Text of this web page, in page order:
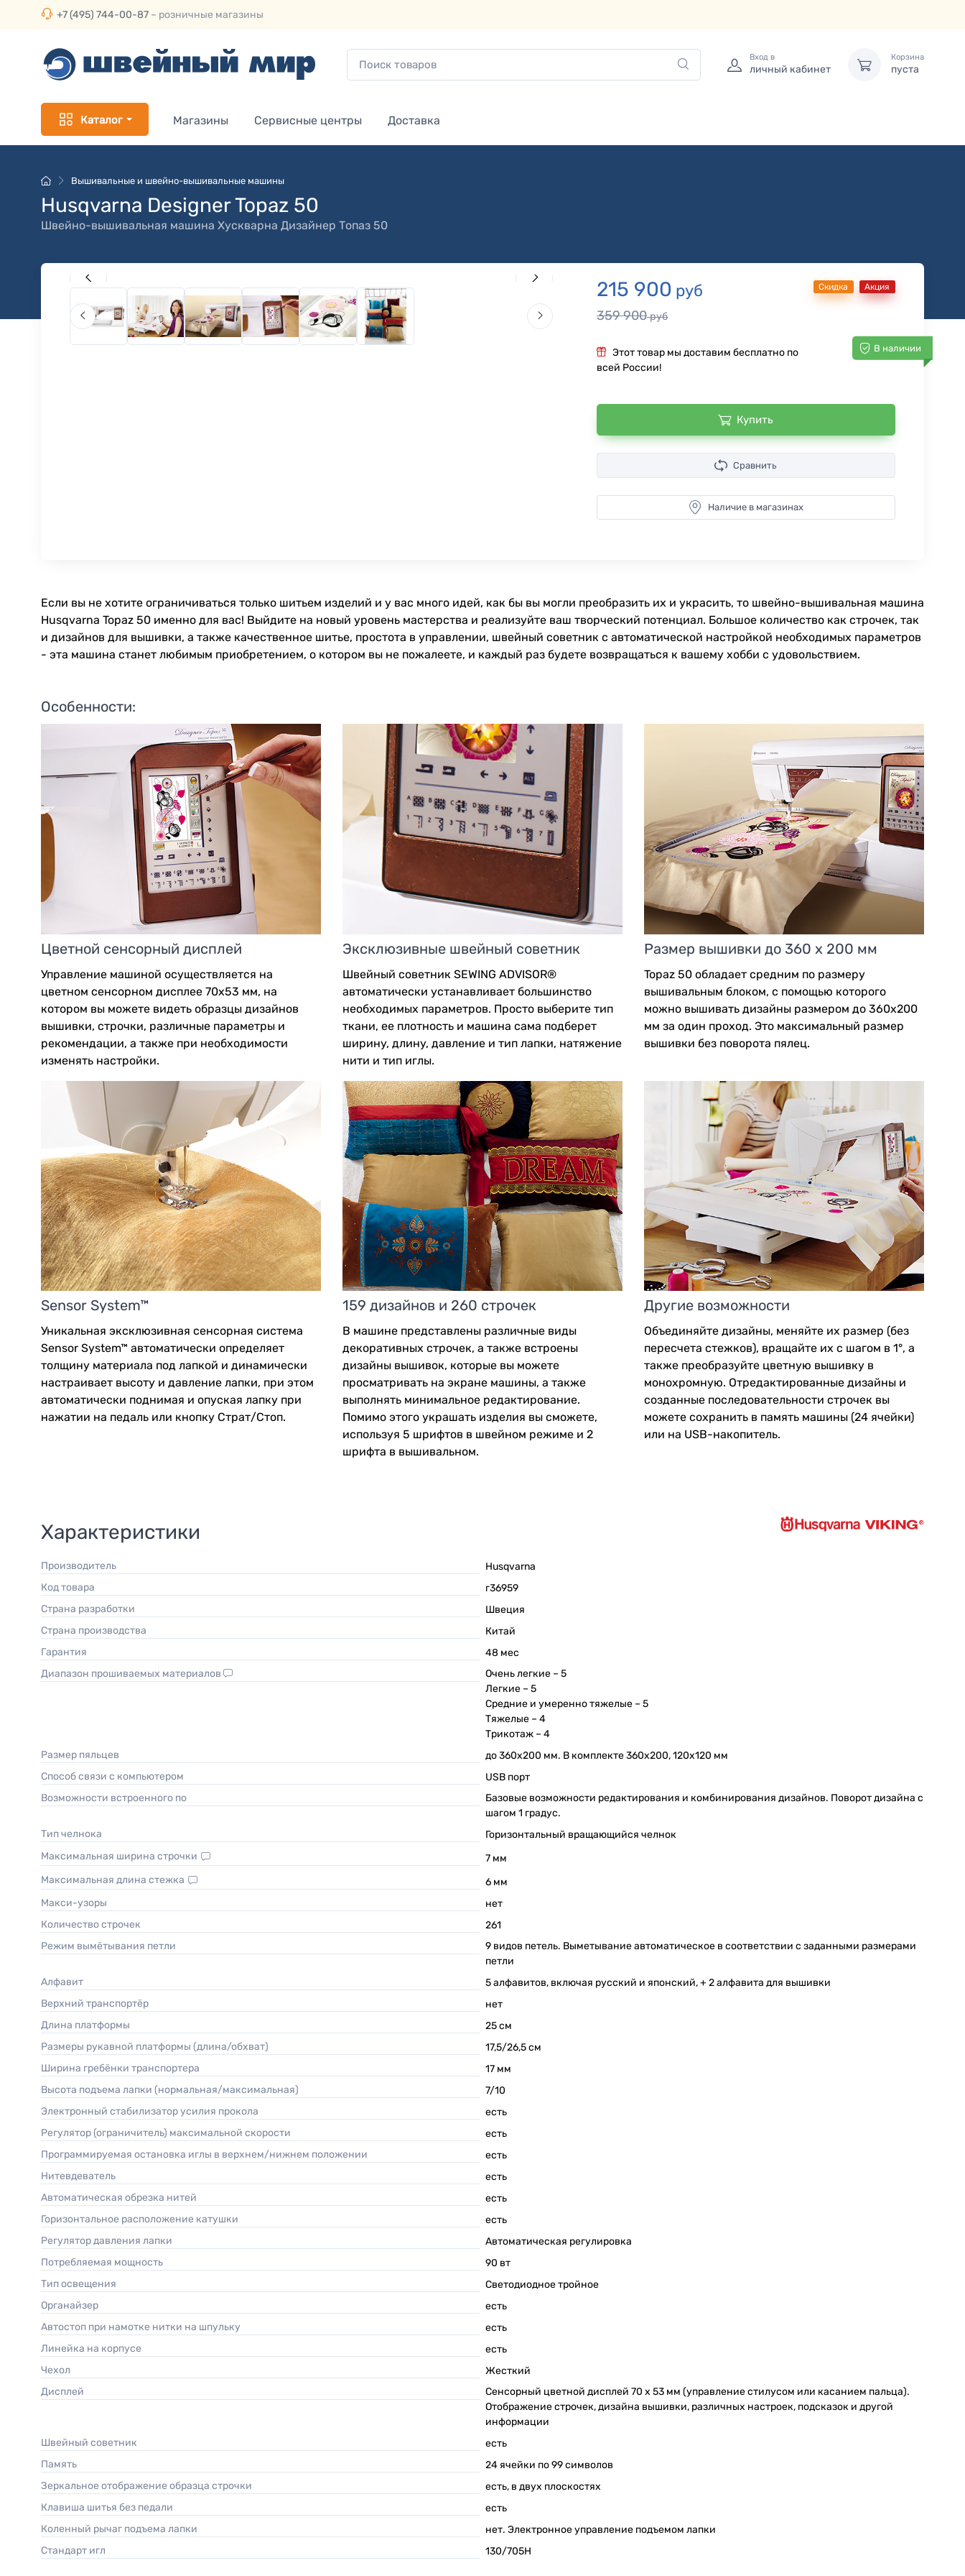
+7 (495) 744-00-87 – розничные магазины
Вход в
личный кабинет
Корзина
пуста
Каталог Магазины Сервисные центры Доставка
Вышивальные и швейно-вышивальные машины
Husqvarna Designer Topaz 50
Швейно-вышивальная машина Хускварна Дизайнер Топаз 50
215 900 руб
359 900руб
Скидка Акция
В наличии
Этот товар мы доставим бесплатно по
всей России!
Купить
Сравнить
Наличие в магазинах
Если вы не хотите ограничиваться только шитьем изделий и у вас много идей, как бы вы могли преобразить их и украсить, то швейно-вышивальная машина
Husqvarna Topaz 50 именно для вас! Выйдите на новый уровень мастерства и реализуйте ваш творческий потенциал. Большое количество как строчек, так
и дизайнов для вышивки, а также качественное шитье, простота в управлении, швейный советник с автоматической настройкой необходимых параметров
- эта машина станет любимым приобретением, о котором вы не пожалеете, и каждый раз будете возвращаться к вашему хобби с удовольствием.
Особенности:
Цветной сенсорный дисплей
Управление машиной осуществляется на
цветном сенсорном дисплее 70х53 мм, на
котором вы можете видеть образцы дизайнов
вышивки, строчки, различные параметры и
рекомендации, а также при необходимости
изменять настройки.
Эксклюзивные швейный советник
Швейный советник SEWING ADVISOR®
автоматически устанавливает большинство
необходимых параметров. Просто выберите тип
ткани, ее плотность и машина сама подберет
ширину, длину, давление и тип лапки, натяжение
нити и тип иглы.
Размер вышивки до 360 х 200 мм
Topaz 50 обладает средним по размеру
вышивальным блоком, с помощью которого
можно вышивать дизайны размером до 360х200
мм за один проход. Это максимальный размер
вышивки без поворота пялец.
Sensor System™
Уникальная эксклюзивная сенсорная система
Sensor System™ автоматически определяет
толщину материала под лапкой и динамически
настраивает высоту и давление лапки, при этом
автоматически поднимая и опуская лапку при
нажатии на педаль или кнопку Страт/Стоп.
159 дизайнов и 260 строчек
В машине представлены различные виды
декоративных строчек, а также встроены
дизайны вышивок, которые вы можете
просматривать на экране машины, а также
выполнять минимальное редактирование.
Помимо этого украшать изделия вы сможете,
используя 5 шрифтов в швейном режиме и 2
шрифта в вышивальном.
Другие возможности
Объединяйте дизайны, меняйте их размер (без
пересчета стежков), вращайте их с шагом в 1°, а
также преобразуйте цветную вышивку в
монохромную. Отредактированные дизайны и
созданные последовательности строчек вы
можете сохранить в память машины (24 ячейки)
или на USB-накопитель.
Характеристики
Производитель
Husqvarna
Код товара
г36959
Страна разработки
Швеция
Страна производства
Китай
Гарантия
48 мес
Диапазон прошиваемых материалов
Очень легкие – 5
Легкие – 5
Средние и умеренно тяжелые – 5
Тяжелые – 4
Трикотаж – 4
Размер пяльцев
до 360х200 мм. В комплекте 360х200, 120х120 мм
Способ связи с компьютером
USB порт
Возможности встроенного по
Базовые возможности редактирования и комбинирования дизайнов. Поворот дизайна с
шагом 1 градус.
Тип челнока
Горизонтальный вращающийся челнок
Максимальная ширина строчки
7 мм
Максимальная длина стежка
6 мм
Макси-узоры
нет
Количество строчек
261
Режим вымётывания петли
9 видов петель. Выметывание автоматическое в соответствии с заданными размерами
петли
Алфавит
5 алфавитов, включая русский и японский, + 2 алфавита для вышивки
Верхний транспортёр
нет
Длина платформы
25см
Размеры рукавной платформы (длина/обхват)
17,5/26,5см
Ширина гребёнки транспортера
17 мм
Высота подъема лапки (нормальная/максимальная)
7/10
Электронный стабилизатор усилия прокола
есть
Регулятор (ограничитель) максимальной скорости
есть
Программируемая остановка иглы в верхнем/нижнем положении
есть
Нитевдеватель
есть
Автоматическая обрезка нитей
есть
Горизонтальное расположение катушки
есть
Регулятор давления лапки
Автоматическая регулировка
Потребляемая мощность
90 вт
Тип освещения
Светодиодное тройное
Органайзер
есть
Автостоп при намотке нитки на шпульку
есть
Линейка на корпусе
есть
Чехол
Жесткий
Дисплей
Сенсорный цветной дисплей 70 х 53 мм (управление стилусом или касанием пальца).
Отображение строчек, дизайна вышивки, различных настроек, подсказок и другой
информации
Швейный советник
есть
Память
24 ячейки по 99 символов
Зеркальное отображение образца строчки
есть, в двух плоскостях
Клавиша шитья без педали
есть
Коленный рычаг подъема лапки
нет. Электронное управление подъемом лапки
Стандарт игл
130/705H